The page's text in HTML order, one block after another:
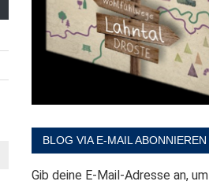
BLOG VIA E-MAIL ABONNIEREN
Gib deine E-Mail-Adresse an, um